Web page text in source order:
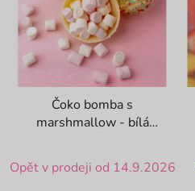
Čoko bomba s
marshmallow - bílá
hodnocení
Opět v prodeji od 14.9.2026